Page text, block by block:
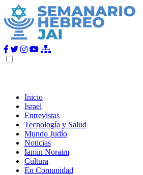
Inicio
Israel
Entrevistas
Tecnología y Salud
Mundo Judío
Noticias
Iamin Noraim
Cultura
En Comunidad